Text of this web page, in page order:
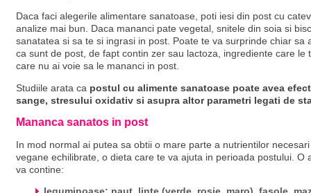
Daca faci alegerile alimentare sanatoase, poti iesi din post cu
analize mai bun. Daca mananci pate vegetal, snitele din soia si
sanatatea si sa te si ingrasi in post. Poate te va surprinde chiar
ca sunt de post, de fapt contin zer sau lactoza, ingrediente care
care nu ai voie sa le mananci in post.
Studiile arata ca postul cu alimente sanatoase poate avea
sange, stresului oxidativ si asupra altor parametri legati de
Mananca sanatos in post
In mod normal ai putea sa obtii o mare parte a nutrientilor
vegane echilibrate, o dieta care te va ajuta in perioada postului. O
va contine: